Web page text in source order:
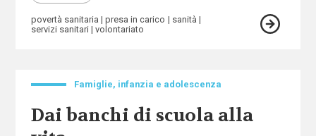
povertà sanitaria presa in carico
sanità
servizi sanitari
volontariato
Famiglie, infanzia e adolescenza
Dai banchi di scuola alla